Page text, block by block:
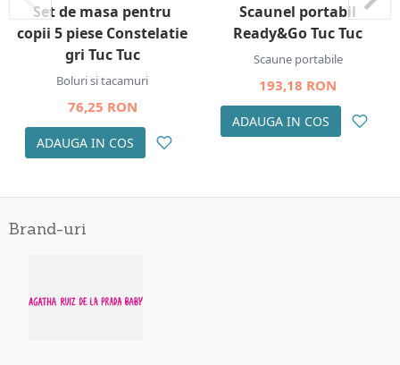
Set de masa pentru
copii 5 piese Constelatie
gri Tuc Tuc
Boluri si tacamuri
76,25 RON
ADAUGA IN COS
Scaunel portabil
Ready&Go Tuc Tuc
Scaune portabile
193,18 RON
ADAUGA IN COS
Brand-uri